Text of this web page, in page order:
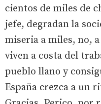
cientos de miles de
jefe, degradan la
miseria a miles, no,
viven a costa del
pueblo llano y
España crezca a un